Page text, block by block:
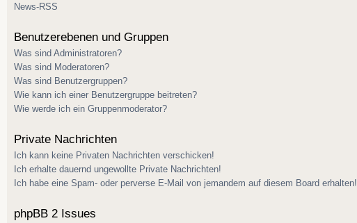
News-RSS
Benutzerebenen und Gruppen
Was sind Administratoren?
Was sind Moderatoren?
Was sind Benutzergruppen?
Wie kann ich einer Benutzergruppe beitreten?
Wie werde ich ein Gruppenmoderator?
Private Nachrichten
Ich kann keine Privaten Nachrichten verschicken!
Ich erhalte dauernd ungewollte Private Nachrichten!
Ich habe eine Spam- oder perverse E-Mail von jemandem auf diesem Board erhalten!
phpBB 2 Issues